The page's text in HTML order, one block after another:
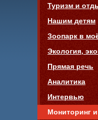
Туризм и
Нашим детям
Зоопарк в
Экология,
Прямая речь
Аналитика
Интервью
Мониторинг